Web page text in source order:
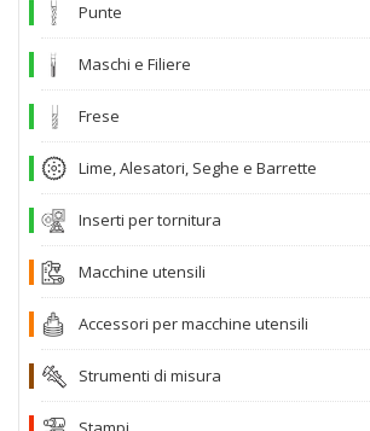
Punte
Maschi e Filiere
Frese
Lime, Alesatori, Seghe e Barrette
Inserti per tornitura
Macchine utensili
Accessori per macchine utensili
Strumenti di misura